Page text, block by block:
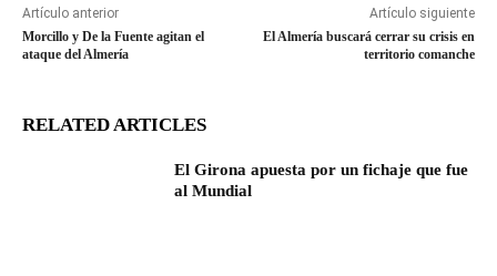
Artículo anterior
Morcillo y De la Fuente agitan el
ataque del Almería
Artículo siguiente
El Almería buscará cerrar su crisis en
territorio comanche
RELATED ARTICLES
El Girona apuesta por un fichaje que fue
al Mundial